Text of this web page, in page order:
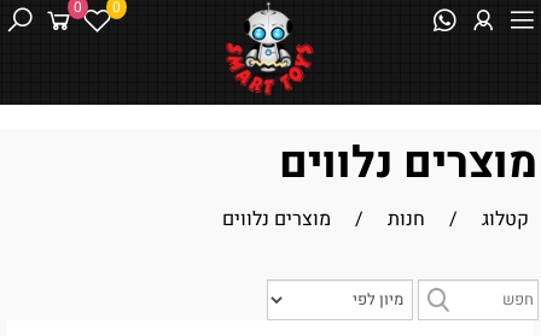
0 0
מוצרים נלווים
קטלוג / חנות / מוצרים נלווים